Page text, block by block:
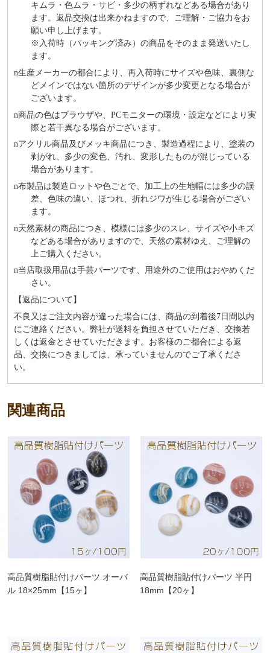
キムラ・色ムラ・サビ・多少の柄ずれなどある場合があり
ます。返品交換は出来かねますので、ご理解・ご協⼒をお
願い申し上げます。
※⼊荷時（パッキング済み）の商品をそのまま発送いたし
ます。
n⽣産メーカーの都合により、再⼊荷時にサイズや⾊味、裏側な
どメインではない箇所のデザインが多少変更となる場合が
ございます。
n商品の⾊はブラウザや、PCモニターの環境・設定などにより実
際と若⼲異なる場合がございます。
nアクリル商品及びメッキ商品につき、製造過程により、塗装の
剥がれ、多少の変色、汚れ、変形したものが混じっている
場合があります。
n布製品は製造ロットや色ごとで、加工上の生地幅には多少の誤
差、色味の違い、ほつれ、折れジワが生じる場合がござい
ます。
n天然素材の商品につき、模様には多少のスレ、サイズや小キズ
などある場合がありますので、天然の素材ゆえ、ご理解の
上ご購入ください。
n当店取扱用品は⼿芸パーツです、⽤途外のご使⽤はおやめくだ
さい。
【返品について】
不良又はご注文内容が違った場合には、商品の到着後7日間以内
にご連絡ください。弊社が送料を負担させていただき、交換若
しくは返金とさせていただきます。お客様のご都合による返
品、交換につきましては、承っていませんのでご了承くださ
い。
関連商品
高品質樹脂貼付けパーツ オーバ
ル 18×25mm【15ヶ】
高品質樹脂貼付けパーツ 半円
18mm【20ヶ】